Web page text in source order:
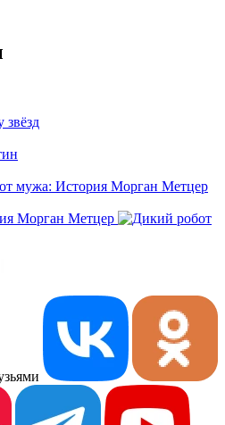
Морган Метцер